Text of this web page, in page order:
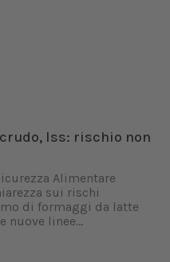
Iss: rischio non
Alimentare
sui rischi
di formaggi da latte
nuove linee...